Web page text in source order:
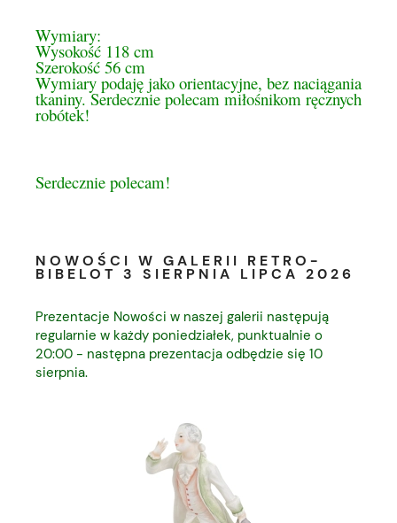
Wymiary:
Wysokość 118 cm
Szerokość 56 cm
Wymiary podaję jako orientacyjne, bez naciągania
tkaniny. Serdecznie polecam miłośnikom ręcznych
robótek!
Serdecznie polecam!
NOWOŚCI W GALERII RETRO-
BIBELOT 3 SIERPNIA LIPCA 2026
Prezentacje Nowości w naszej galerii następują
regularnie w każdy poniedziałek, punktualnie o
20:00 - następna prezentacja odbędzie się 10
sierpnia.